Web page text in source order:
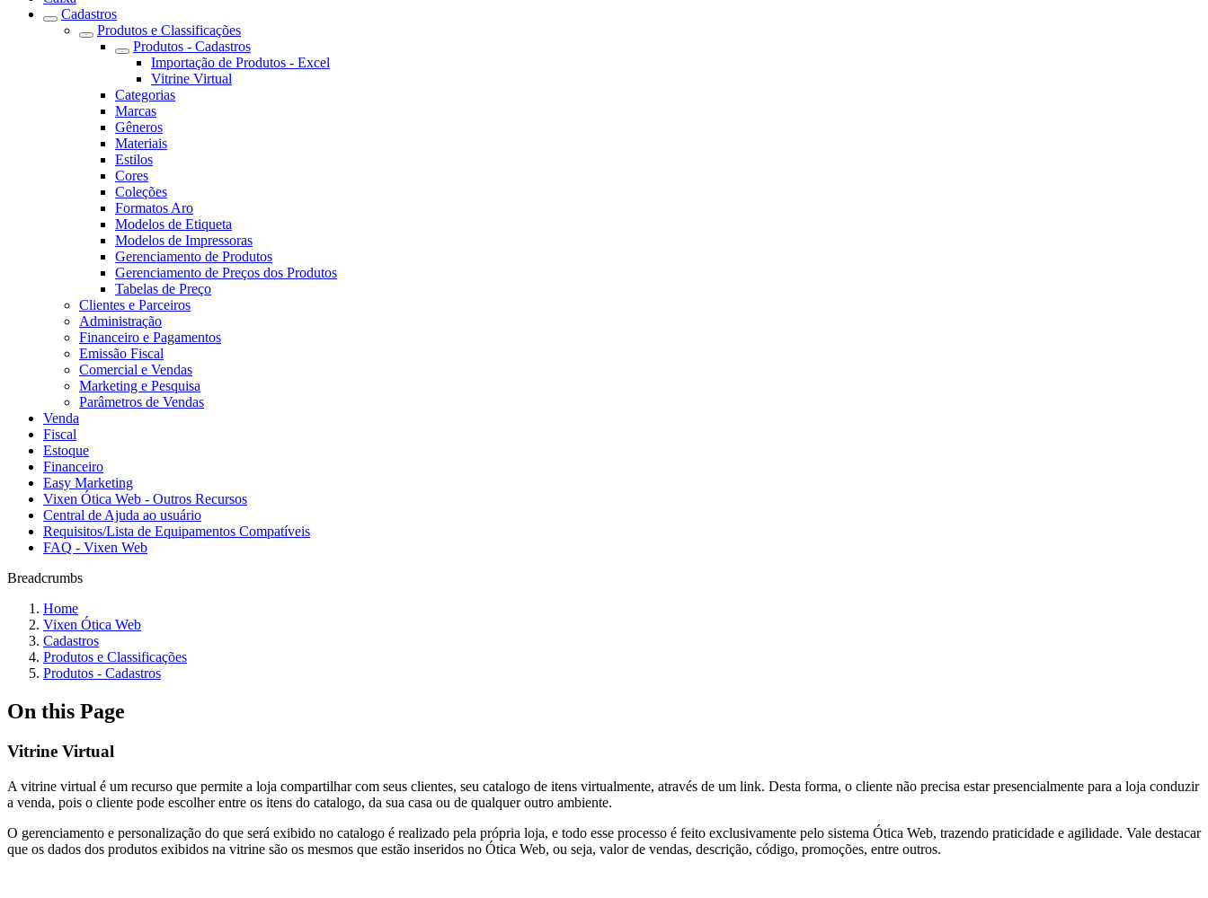
Cadastros
Produtos e Classificações
Produtos - Cadastros
Importação de Produtos - Excel
Vitrine Virtual
Categorias
Marcas
Gêneros
Materiais
Estilos
Cores
Coleções
Formatos Aro
Modelos de Etiqueta
Modelos de Impressoras
Gerenciamento de Produtos
Gerenciamento de Preços dos Produtos
Tabelas de Preço
Clientes e Parceiros
Administração
Financeiro e Pagamentos
Emissão Fiscal
Comercial e Vendas
Marketing e Pesquisa
Parâmetros de Vendas
Venda
Fiscal
Estoque
Financeiro
Easy Marketing
Vixen Ótica Web - Outros Recursos
Central de Ajuda ao usuário
Requisitos/Lista de Equipamentos Compatíveis
FAQ - Vixen Web
Breadcrumbs
Home
Vixen Ótica Web
Cadastros
Produtos e Classificações
Produtos - Cadastros
On this Page
Vitrine Virtual
A vitrine virtual é um recurso que permite a loja compartilhar com seus clientes, seu catalogo de itens virtualmente, através de um link. Desta forma, o cliente não precisa estar presencialmente para a loja conduzir
a venda, pois o cliente pode escolher entre os itens do catalogo, da sua casa ou de qualquer outro ambiente.
O gerenciamento e personalização do que será exibido no catalogo é realizado pela própria loja, e todo esse processo é feito exclusivamente pelo sistema Ótica Web, trazendo praticidade e agilidade. Vale destacar
que os dados dos produtos exibidos na vitrine são os mesmos que estão inseridos no Ótica Web, ou seja, valor de vendas, descrição, código, promoções, entre outros.